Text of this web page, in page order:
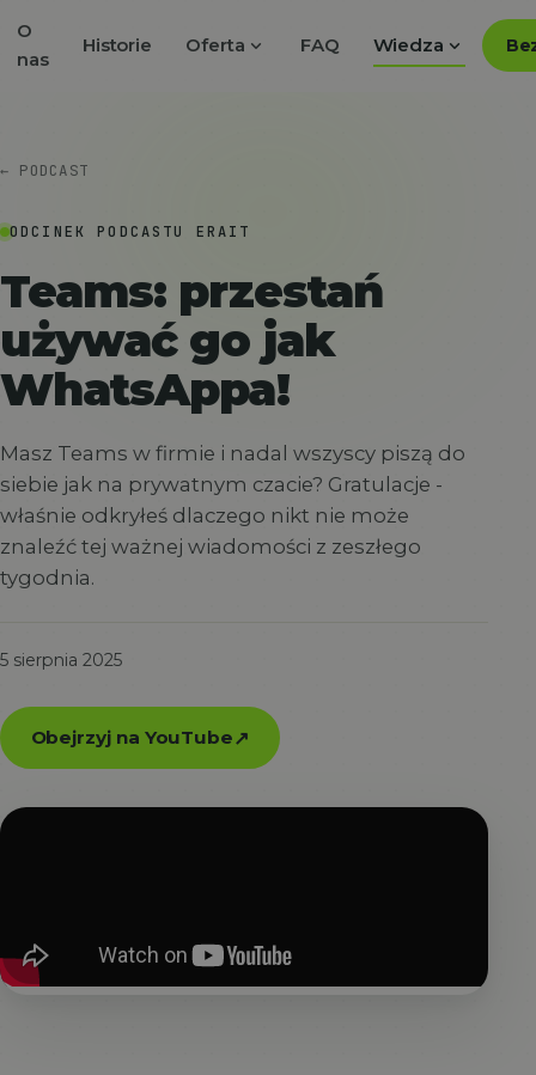
O
nas
Historie Oferta expand_more FAQ Wiedza expand_more
← PODCAST
ODCINEK PODCASTU ERAIT
Teams: przestań
używać go jak
WhatsAppa!
Masz Teams w firmie i nadal wszyscy piszą do
siebie jak na prywatnym czacie? Gratulacje -
właśnie odkryłeś dlaczego nikt nie może
znaleźć tej ważnej wiadomości z zeszłego
tygodnia.
5 sierpnia 2025
Obejrzyj na YouTube↗